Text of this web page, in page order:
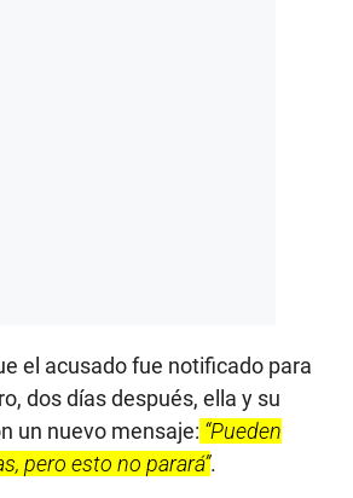
el acusado fue notificado para
dos días después, ella y su
un nuevo mensaje: “Pueden
pero esto no parará”.